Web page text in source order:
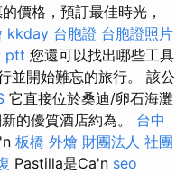
價格，預訂最佳時光，
kkday 台胞證 台胞證照片
ptt 您還可以找出哪些工具
並開始難忘的旅行。 該公
它直接位於桑迪/卵石海灘
的優質酒店約為。 台中
板橋 外燴 財團法人 社團
Pastilla是Ca'n seo